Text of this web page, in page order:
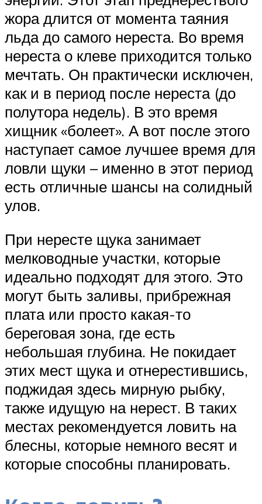
жора длится от момента таяния
льда до самого нереста. Во время
нереста о клеве приходится только
мечтать. Он практически исключен,
как и в период после нереста (до
полутора недель). В это время
хищник «болеет». А вот после этого
наступает самое лучшее время для
ловли щуки – именно в этот период
есть отличные шансы на солидный
улов.
При нересте щука занимает
мелководные участки, которые
идеально подходят для этого. Это
могут быть заливы, прибрежная
плата или просто какая-то
береговая зона, где есть
небольшая глубина. Не покидает
этих мест щука и отнерестившись,
поджидая здесь мирную рыбку,
также идущую на нерест. В таких
местах рекомендуется ловить на
блесны, которые немного весят и
которые способны планировать.